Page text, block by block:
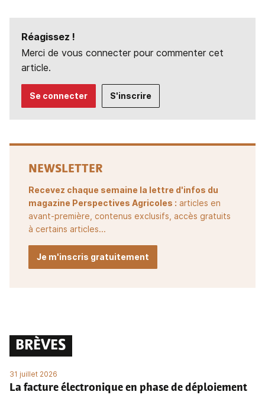
Réagissez !
Merci de vous connecter pour commenter cet
article.
Se connecter S'inscrire
NEWSLETTER
Recevez chaque semaine la lettre d'infos du
magazine Perspectives Agricoles : articles en
avant-première, contenus exclusifs, accès gratuits
à certains articles...
Je m'inscris gratuitement
BRÈVES
31 juillet 2026
La facture électronique en phase de déploiement